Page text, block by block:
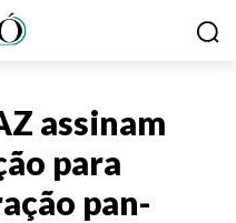
assinam
para
pan-